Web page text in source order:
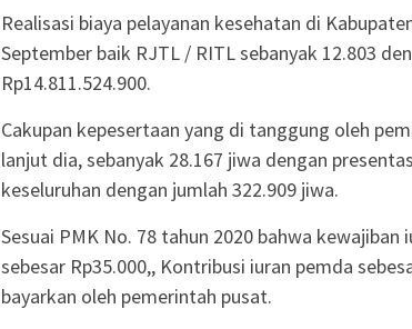
Realisasi biaya pelayanan kesehatan di
September baik RJTL / RITL sebanyak 12.803
Rp14.811.524.900.
Cakupan kepesertaan yang di tanggung oleh
lanjut dia, sebanyak 28.167 jiwa dengan
keseluruhan dengan jumlah 322.909 jiwa.
Sesuai PMK No. 78 tahun 2020 bahwa kewajiban
sebesar Rp35.000,, Kontribusi iuran pemda
bayarkan oleh pemerintah pusat.